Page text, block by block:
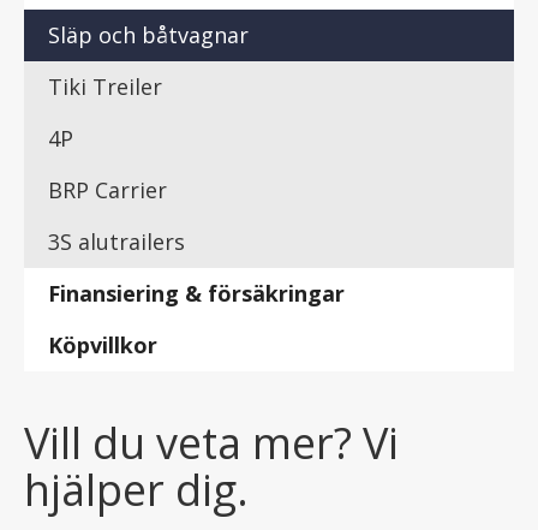
Släp och båtvagnar
Tiki Treiler
4P
BRP Carrier
3S alutrailers
Finansiering & försäkringar
Köpvillkor
Vill du veta mer? Vi
hjälper dig.